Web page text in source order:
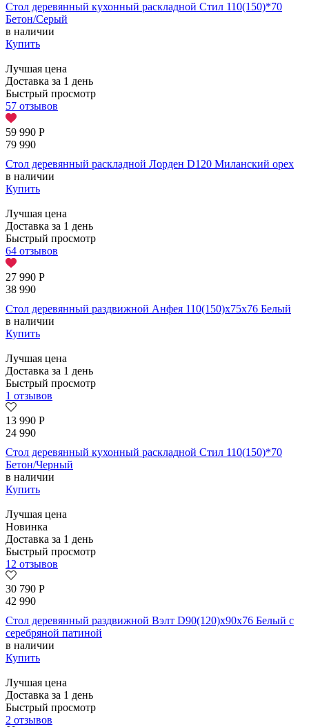
Стол деревянный кухонный раскладной Стил 110(150)*70
Бетон/Серый
в наличии
Купить
Лучшая цена
Доставка за 1 день
Быстрый просмотр
57 отзывов
59 990 Р
79 990
Стол деревянный раскладной Лорден D120 Миланский орех
в наличии
Купить
Лучшая цена
Доставка за 1 день
Быстрый просмотр
64 отзывов
27 990 Р
38 990
Стол деревянный раздвижной Анфея 110(150)х75х76 Белый
в наличии
Купить
Лучшая цена
Доставка за 1 день
Быстрый просмотр
1 отзывов
13 990 Р
24 990
Стол деревянный кухонный раскладной Стил 110(150)*70
Бетон/Черный
в наличии
Купить
Лучшая цена
Новинка
Доставка за 1 день
Быстрый просмотр
12 отзывов
30 790 Р
42 990
Стол деревянный раздвижной Вэлт D90(120)х90х76 Белый с
серебряной патиной
в наличии
Купить
Лучшая цена
Доставка за 1 день
Быстрый просмотр
2 отзывов